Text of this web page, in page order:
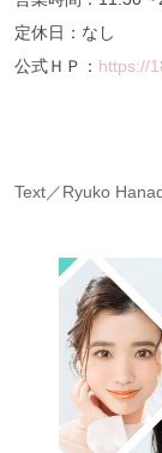
定休日：なし
公式ＨＰ： https://
Text／Ryuko